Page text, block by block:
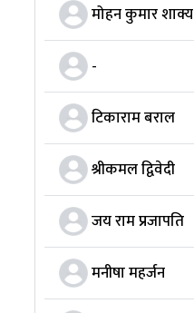
मोहन कुमार शाक्य
-
टिकाराम बराल
श्रीकमल द्विवेदी
जय राम प्रजापति
मनीषा महर्जन